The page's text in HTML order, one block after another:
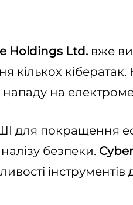
Holdings Ltd. вже
кількох
нападу на
для покращення
безпеки.
інструментів